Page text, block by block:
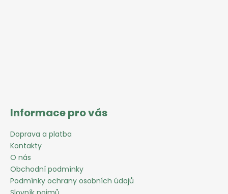
Informace pro vás
Doprava a platba
Kontakty
O nás
Obchodní podmínky
Podmínky ochrany osobních údajů